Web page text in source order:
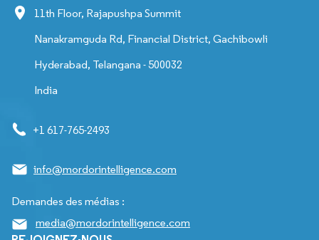
11th Floor, Rajapushpa Summit
Nanakramguda Rd, Financial District, Gachibowli
Hyderabad, Telangana - 500032
India
+1 617-765-2493
info@mordorintelligence.com
Demandes des médias :
media@mordorintelligence.com